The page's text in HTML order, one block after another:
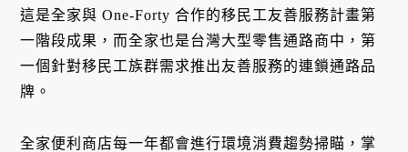
這是全家與 One-Forty 合作的移民工友善服務計畫第
一階段成果，而全家也是台灣大型零售通路商中，第
一個針對移民工族群需求推出友善服務的連鎖通路品
牌。
全家便利商店每一年都會進行環境消費趨勢掃瞄，掌